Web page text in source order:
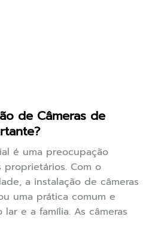
de Câmeras de
é uma preocupação
Com o
a instalação de câmeras
uma prática comum e
e a família. As câmeras